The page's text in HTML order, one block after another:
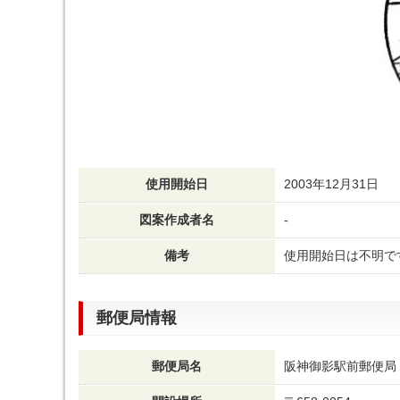
使用開始日 2003年12月31日
図案作成者名 -
備考 使用開始日は不明で
郵便局情報
郵便局名 阪神御影駅前郵便局